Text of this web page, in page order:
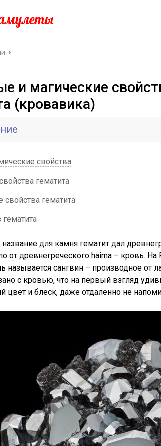
и магические
(кровавика)
свойства
гематита
свойства гематита
название для камня гематит дал
от древнегреческого haima – кровь.
называется сангвин – производное от
с кровью, что на первый взгляд
цвет и блеск, даже отдалённо не